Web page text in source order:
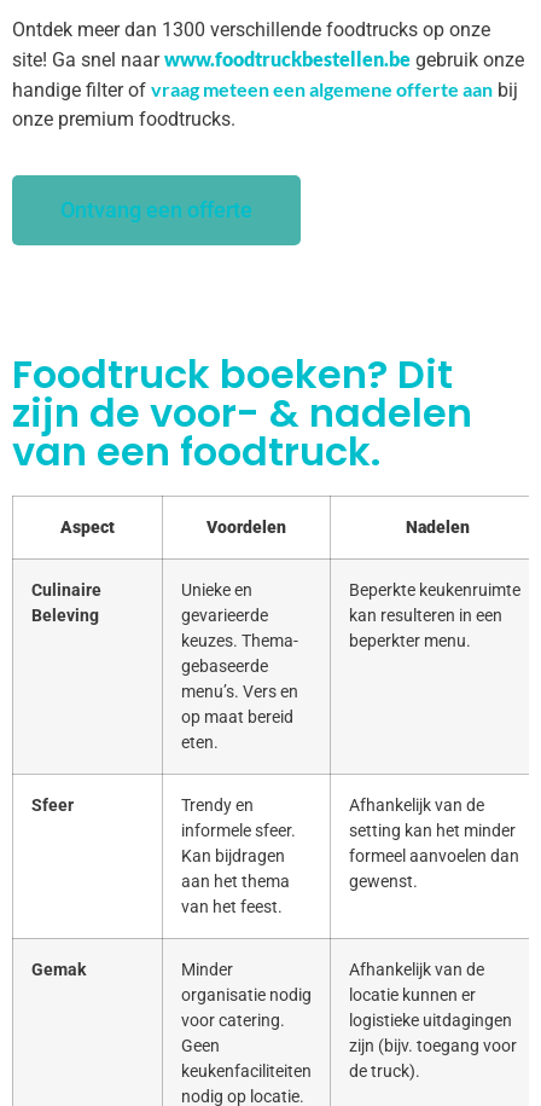
Ontdek meer dan 1300 verschillende foodtrucks op onze
site! Ga snel naarwww.foodtruckbestellen.be gebruik onze
handige filter of vraag meteen een algemene offerte aan bij
onze premium foodtrucks.
Ontvang een offerte
Foodtruck boeken? Dit
zijn de voor- & nadelen
van een foodtruck.
Aspect Voordelen Nadelen
Culinaire
Beleving
Unieke en
gevarieerde
keuzes. Thema-
gebaseerde
menu’s. Vers en
op maat bereid
eten.
Beperkte keukenruimte
kan resulteren in een
beperkter menu.
Sfeer
Trendy en
informele sfeer.
Kan bijdragen
aan het thema
van het feest.
Afhankelijk van de
setting kan het minder
formeel aanvoelen dan
gewenst.
Gemak
Minder
organisatie nodig
voor catering.
Geen
keukenfaciliteiten
nodig op locatie.
Afhankelijk van de
locatie kunnen er
logistieke uitdagingen
zijn (bijv. toegang voor
de truck).